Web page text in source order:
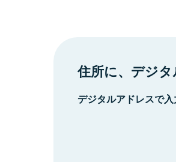
住所に、デジタ
デジタルアドレスで